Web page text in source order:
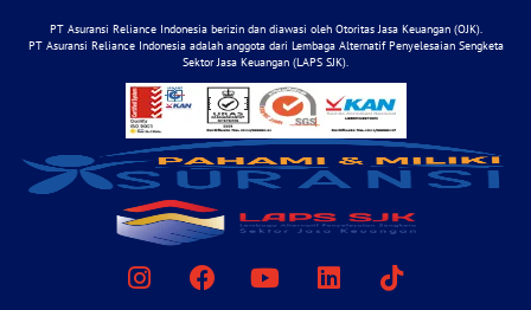
PT Asuransi Reliance Indonesia berizin dan diawasi oleh Otoritas Jasa Keuangan (OJK).
PT Asuransi Reliance Indonesia adalah anggota dari Lembaga Alternatif Penyelesaian Sengketa
Sektor Jasa Keuangan (LAPS SJK).